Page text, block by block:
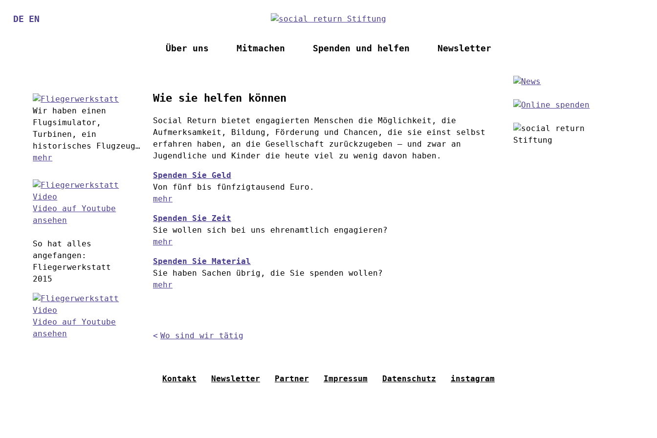
zum
Über uns Mitmachen Spenden und helfen Newsletter
DE EN
Wir haben einen
Flugsimulator,
Turbinen, ein
historisches Flugzeug…
mehr
Video auf Youtube
ansehen
So hat alles
angefangen:
Fliegerwerkstatt
2015
Video auf Youtube
ansehen
Wie sie helfen können
Social Return bietet engagierten Menschen die Möglichkeit, die
Aufmerksamkeit, Bildung, Förderung und Chancen, die sie einst selbst
erfahren haben, an die Gesellschaft zurückzugeben – und zwar an
Jugendliche und Kinder die heute viel zu wenig davon haben.
Spenden Sie Geld
Von fünf bis fünfzigtausend Euro.
mehr
Spenden Sie Zeit
Sie wollen sich bei uns ehrenamtlich engagieren?
mehr
Spenden Sie Material
Sie haben Sachen übrig, die Sie spenden wollen?
mehr
Wo sind wir tätig
Kontakt Newsletter Partner Impressum Datenschutz instagram